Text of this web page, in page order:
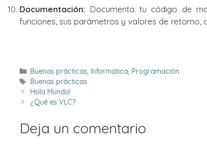
Documentación: Documenta tu código de
funciones, sus parámetros y valores de retorno,
Categorías
Buenas prácticas, Informática, Programación
Etiquetas
Buenas prácticas
Hola Mundo!
¿Qué es VLC?
Deja un comentario